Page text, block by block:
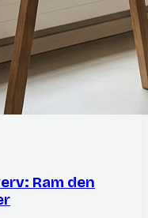
Ram den